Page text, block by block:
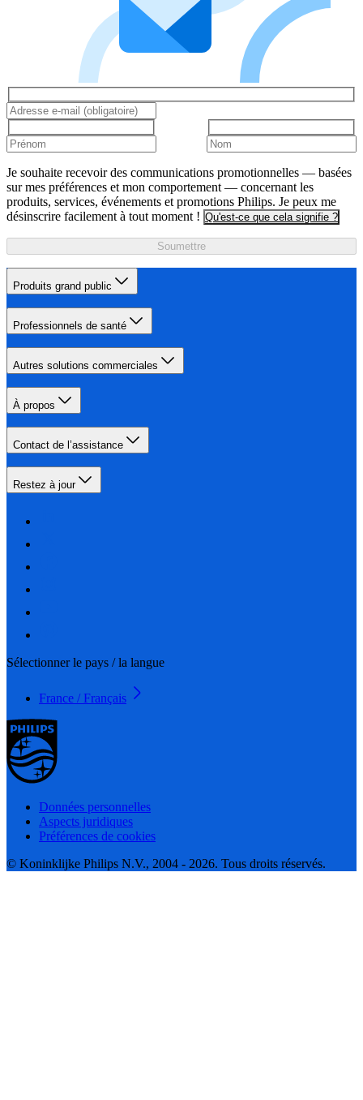
Je souhaite recevoir des communications promotionnelles — basées
sur mes préférences et mon comportement — concernant les
produits, services, événements et promotions Philips. Je peux me
désinscrire facilement à tout moment ! Qu'est-ce que cela signifie ?
Soumettre
Produits grand public
Professionnels de santé
Autres solutions commerciales
À propos
Contact de l’assistance
Restez à jour
Sélectionner le pays / la langue
France / Français
Données personnelles
Aspects juridiques
Préférences de cookies
© Koninklijke Philips N.V., 2004 - 2026. Tous droits réservés.